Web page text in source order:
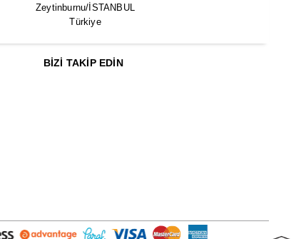
Zeytinburnu/İSTANBUL
Türkiye
BIZI TAKIP EDIN